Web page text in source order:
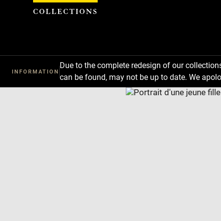
INFORMATION
Due to the complete redesign of our
can be found, may not be up to date. We
Cookies management panel